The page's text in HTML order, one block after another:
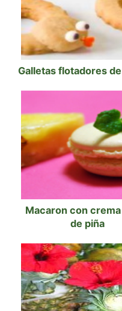
Galletas flotadores
Macaron con
de piña